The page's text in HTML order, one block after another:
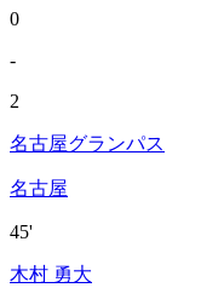
0
-
2
名古屋グランパス
名古屋
45'
木村 勇大